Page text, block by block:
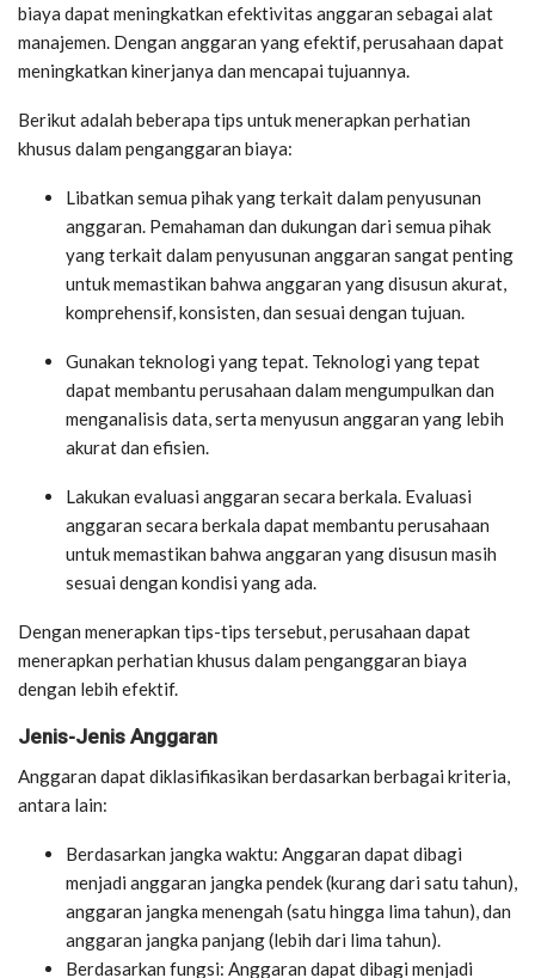
biaya dapat meningkatkan efektivitas anggaran sebagai alat
manajemen. Dengan anggaran yang efektif, perusahaan dapat
meningkatkan kinerjanya dan mencapai tujuannya.
Berikut adalah beberapa tips untuk menerapkan perhatian
khusus dalam penganggaran biaya:
Libatkan semua pihak yang terkait dalam penyusunan
anggaran. Pemahaman dan dukungan dari semua pihak
yang terkait dalam penyusunan anggaran sangat penting
untuk memastikan bahwa anggaran yang disusun akurat,
komprehensif, konsisten, dan sesuai dengan tujuan.
Gunakan teknologi yang tepat. Teknologi yang tepat
dapat membantu perusahaan dalam mengumpulkan dan
menganalisis data, serta menyusun anggaran yang lebih
akurat dan efisien.
Lakukan evaluasi anggaran secara berkala. Evaluasi
anggaran secara berkala dapat membantu perusahaan
untuk memastikan bahwa anggaran yang disusun masih
sesuai dengan kondisi yang ada.
Dengan menerapkan tips-tips tersebut, perusahaan dapat
menerapkan perhatian khusus dalam penganggaran biaya
dengan lebih efektif.
Jenis-Jenis Anggaran
Anggaran dapat diklasifikasikan berdasarkan berbagai kriteria,
antara lain:
Berdasarkan jangka waktu: Anggaran dapat dibagi
menjadi anggaran jangka pendek (kurang dari satu tahun),
anggaran jangka menengah (satu hingga lima tahun), dan
anggaran jangka panjang (lebih dari lima tahun).
Berdasarkan fungsi: Anggaran dapat dibagi menjadi